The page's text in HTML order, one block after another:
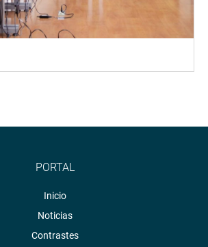
PORTAL
Inicio
Noticias
Contrastes